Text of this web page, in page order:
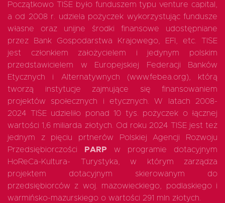
Początkowo TISE było funduszem typu venture capital,
a od 2008 r. udziela pożyczek wykorzystując fundusze
własne oraz unijne środki finansowe udostępniane
przez Bank Gospodarstwa Krajowego, EFI, etc. TISE
jest członkiem założycielem i jedynym polskim
przedstawicielem w Europejskiej Federacji Banków
Etycznych i Alternatywnych (www.febea.org), którą
tworzą instytucje zajmujące się finansowaniem
projektów społecznych i etycznych. W latach 2008-
2024 TISE udzieliło ponad 10 tys. pożyczek o łącznej
wartości 1,6 miliarda złotych. Od roku 2024 TISE jest też
jednym z pięciu prtnerów Polskiej Agencji Rozwoju
Przedsiębiorczości
PARP w programie dotacyjnym
HoReCa-Kultura- Turystyka, w którym zarządza
projektem dotacyjnym skierowanym do
przedsiębiorców z woj. mazowieckiego, podlaskiego i
warmińsko-mazurskiego o wartości 291 mln złotych.